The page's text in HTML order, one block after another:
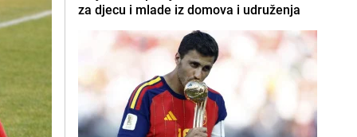
za djecu i mlade iz domova i udruženja